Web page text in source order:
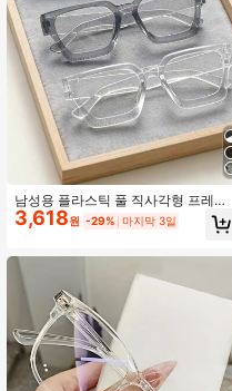
남성용 플라스틱 풀 직사각형 프레임
방풍 클래식 휴대용 인스 스타일 캐주
얼 투명 안경, 사무실 착용, 코스프레,
3,618원 -29% 마지막 3일